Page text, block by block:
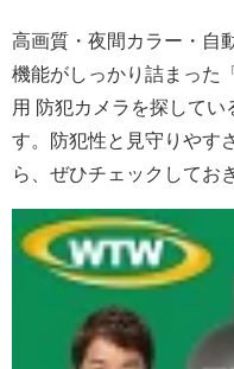
高画質・夜間カラー・自
機能がしっかり詰まった
用 防犯カメラを探して
す。防犯性と見守りやす
ら、ぜひチェックしてお